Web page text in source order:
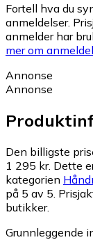
Fortell hva du
anmeldelser.
anmelder har
mer om
Annonse
Annonse
Den billigste
1 295 kr. Dette
kategorien
på 5 av 5.
butikker.
Grunnleggende